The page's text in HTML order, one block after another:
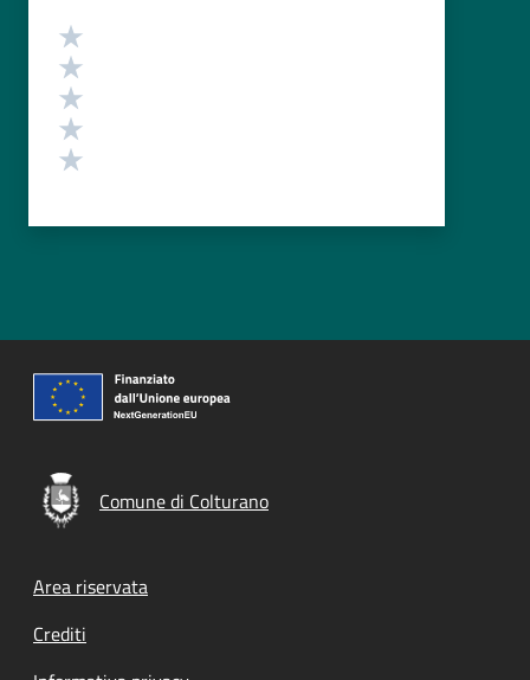
Valutazione
Comune di Colturano
Footer menu
Area riservata
Crediti